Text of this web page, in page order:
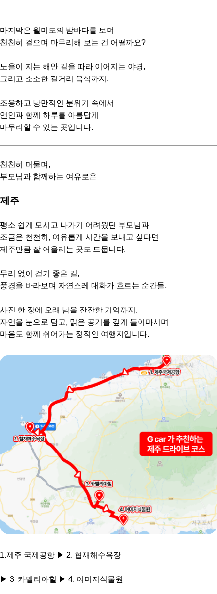
마지막은 월미도의 밤바다를 보며
천천히 걸으며 마무리해 보는 건 어떨까요?
노을이 지는 해안 길을 따라 이어지는 야경,
그리고 소소한 길거리 음식까지.
조용하고 낭만적인 분위기 속에서
연인과 함께 하루를 아름답게
마무리할 수 있는 곳입니다.
천천히 머물며,
부모님과 함께하는 여유로운
제주
평소 쉽게 모시고 나가기 어려웠던 부모님과
조금은 천천히, 여유롭게 시간을 보내고 싶다면
제주만큼 잘 어울리는 곳도 드뭅니다.
무리 없이 걷기 좋은 길,
풍경을 바라보며 자연스레 대화가 흐르는 순간들,
사진 한 장에 오래 남을 잔잔한 기억까지.
자연을 눈으로 담고, 맑은 공기를 깊게 들이마시며
마음도 함께 쉬어가는 정적인 여행지입니다.
1.제주 국제공항 ▶ 2. 협재해수욕장
▶ 3. 카멜리아힐 ▶ 4. 여미지식물원